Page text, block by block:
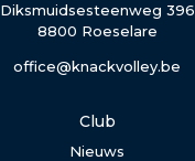
Diksmuidsesteenweg 396
8800 Roeselare
office@knackvolley.be
Club
Nieuws